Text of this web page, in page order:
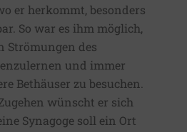
er herkommt, besonders
So war es ihm möglich,
Strömungen des
und immer
Bethäuser zu besuchen.
wünscht er sich
Synagoge soll ein Ort